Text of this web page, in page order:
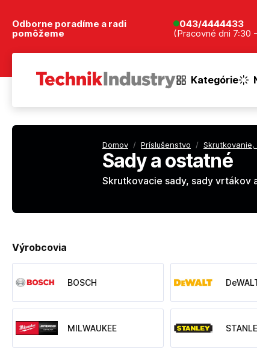
Odborne poradíme a radi
pomôžeme
043/4444433
(Pracovné dni 7:30
Kategórie
Domov / Príslušenstvo / Skrutkovanie,
Sady a ostatné
Skrutkovacie sady, sady vrtákov
Výrobcovia
BOSCH
MILWAUKEE